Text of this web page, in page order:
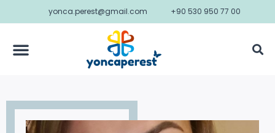
yonca.perest@gmail.com +90 530 950 77 00